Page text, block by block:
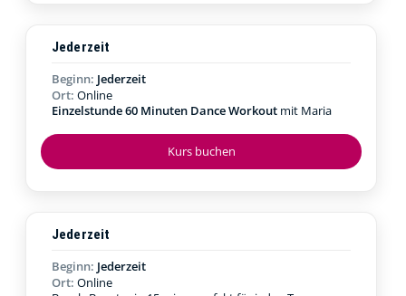
Kurs buchen
Jederzeit
Beginn: Jederzeit
Ort: Online
Einzelstunde 60 Minuten Dance Workout mit Maria
Jederzeit
Beginn: Jederzeit
Ort: Online